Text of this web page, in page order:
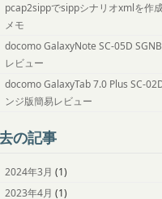
pcap2sippでsippシナリオxmlを作
メモ
docomo GalaxyNote SC-05D
レビュー
docomo GalaxyTab 7.0 Plus SC-
ンジ版簡易レビュー
の記事
2024年3月 (1)
2023年4月 (1)